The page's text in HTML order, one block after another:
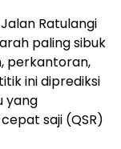
Ratulangi
paling sibuk
perkantoran,
ini diprediksi
yang
saji (QSR)